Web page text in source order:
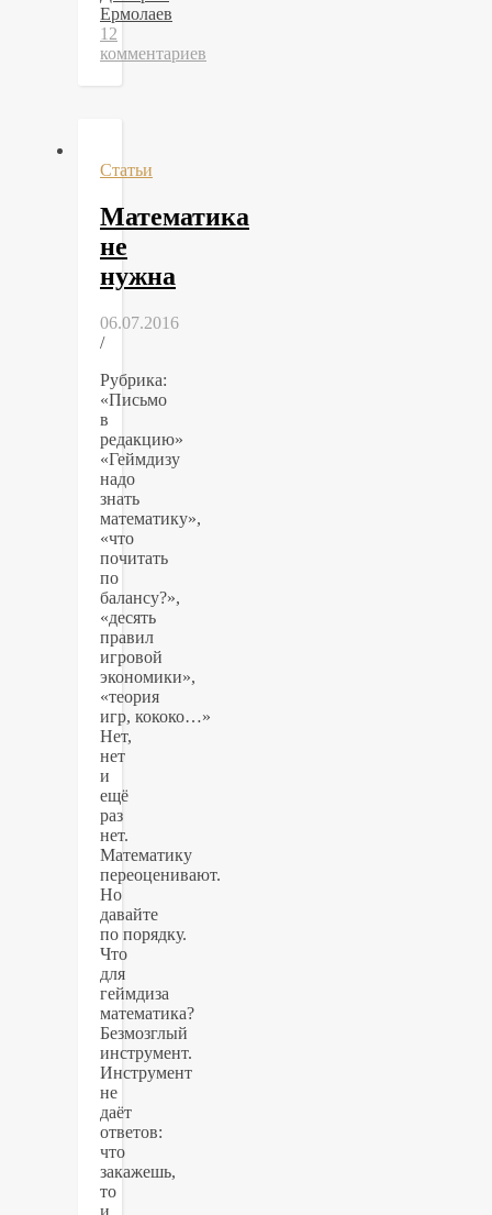
Ермолаев
12
комментариев
Статьи
Математика
не
нужна
06.07.2016
/
Рубрика:
«Письмо
в
редакцию»
«Геймдизу
надо
знать
математику»,
«что
почитать
по
балансу?»,
«десять
правил
игровой
экономики»,
«теория
игр, кококо…»
Нет,
нет
и
ещё
раз
нет.
Математику
переоценивают.
Но
давайте
по порядку.
Что
для
геймдиза
математика?
Безмозглый
инструмент.
Инструмент
не
даёт
ответов:
что
закажешь,
то
и